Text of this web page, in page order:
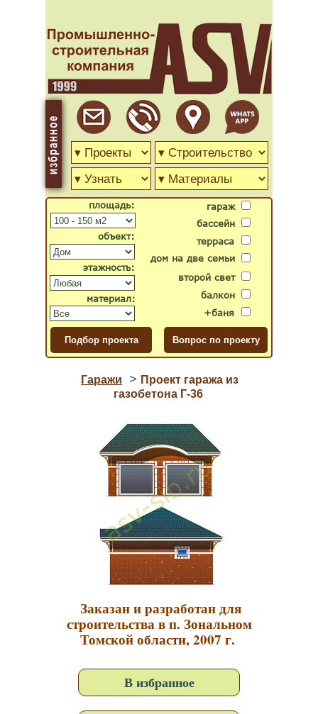
гараж
бассейн
второй свет
дом на две семьи
терраса
балкон
+баня
объект:
материал:
площадь:
этажность:
Гаражи > Проект гаража из
газобетона Г-36
Заказан и разработан для
строительства в п. Зональном
Томской области, 2007 г.
В избранное